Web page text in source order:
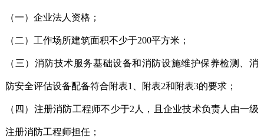
（一）企业法人资格；
（二）工作场所建筑面积不少于200平方米；
（三）消防技术服务基础设备和消防设施维护保养检测、消
防安全评估设备配备符合附表1、附表2和附表3的要求；
（四）注册消防工程师不少于2人，且企业技术负责人由一级
注册消防工程师担任；